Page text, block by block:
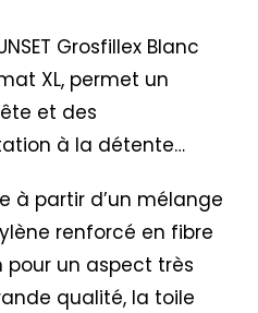
Grosfillex Blanc
XL, permet un
et des
à la détente…
à partir d’un mélange
renforcé en fibre
pour un aspect très
qualité, la toile